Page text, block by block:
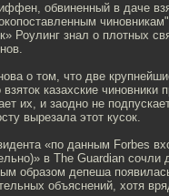
обвиненный в даче
Роулинг знал о плотных
о том, что две
казахские чиновники
их, и заодно не
вырезала этот кусок.
«по данным Forbes
в The Guardian
образом депеша
объяснений, хотя